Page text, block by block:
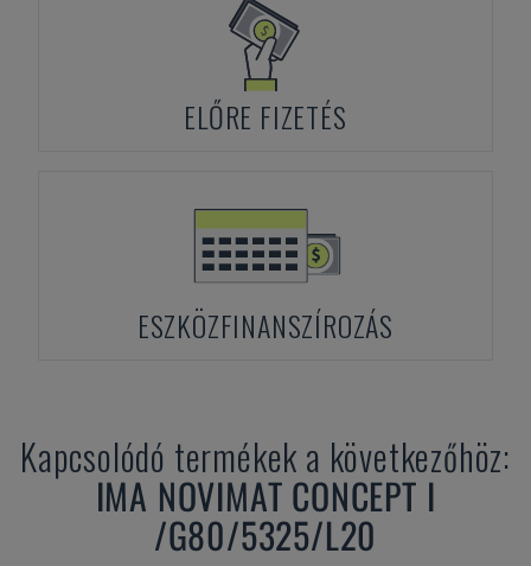
ELŐRE FIZETÉS
ESZKÖZFINANSZÍROZÁS
Kapcsolódó termékek a következőhöz:
IMA NOVIMAT CONCEPT I
/G80/5325/L20